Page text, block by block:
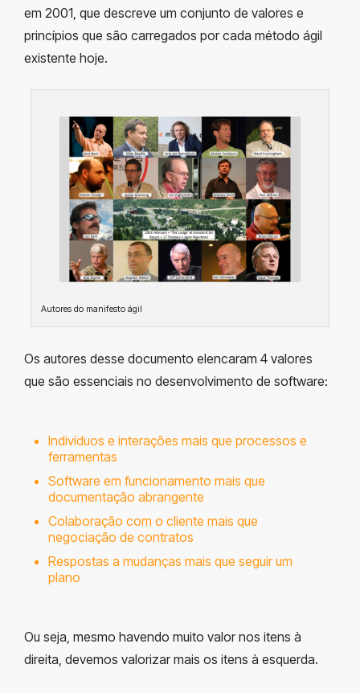
em 2001, que descreve um conjunto de valores e
princípios que são carregados por cada método ágil
existente hoje.
Autores do manifesto ágil
Os autores desse documento elencaram 4 valores
que são essenciais no desenvolvimento de software:
Indivíduos e interações mais que processos e
ferramentas
Software em funcionamento mais que
documentação abrangente
Colaboração com o cliente mais que
negociação de contratos
Respostas a mudanças mais que seguir um
plano
Ou seja, mesmo havendo muito valor nos itens à
direita, devemos valorizar mais os itens à esquerda.